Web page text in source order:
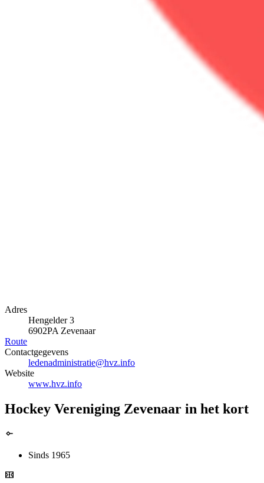
Adres
Hengelder 3
6902PA Zevenaar
Route
Contactgegevens
ledenadministratie@hvz.info
Website
www.hvz.info
Hockey Vereniging Zevenaar in het kort
Sinds 1965